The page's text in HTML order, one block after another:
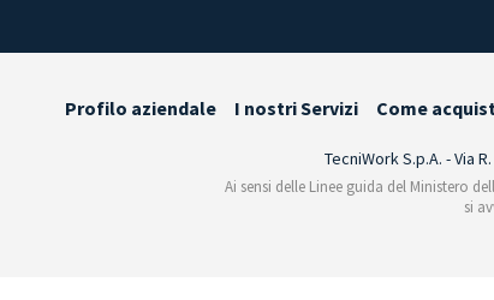
Profilo aziendale I nostri Servizi Come
TecniWork S.p.A. - Via
Ai sensi delle Linee guida del Ministero
si